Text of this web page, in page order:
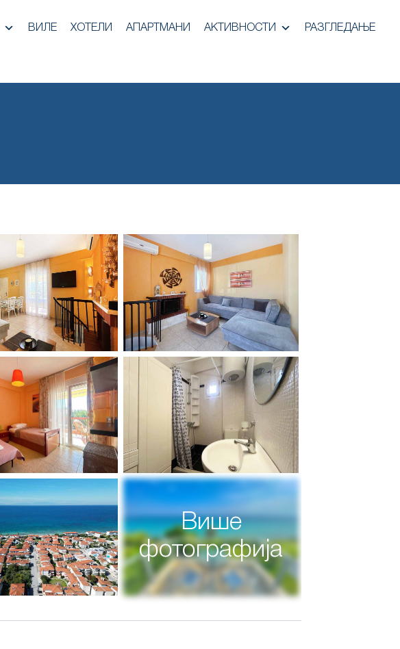
ВИЛЕ ХОТЕЛИ АПАРТМАНИ АКТИВНОСТИ РАЗГЛЕДАЊЕ
Више
фотографија